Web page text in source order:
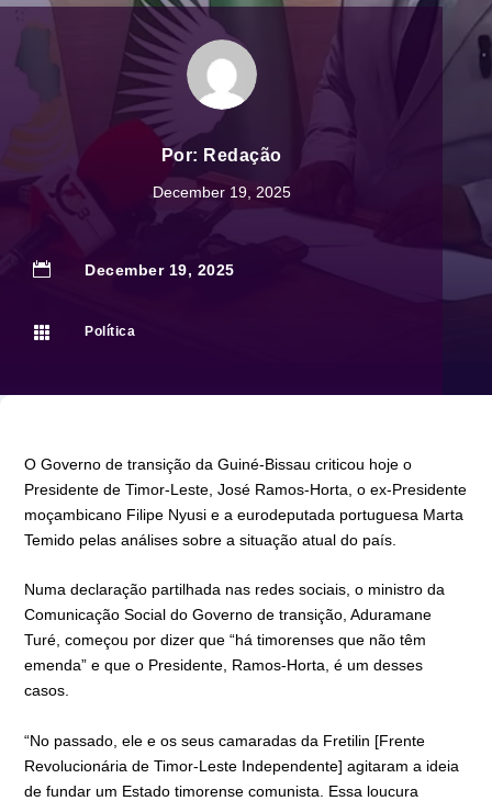
Por: Redação
December 19, 2025
 December 19, 2025
 Política
O Governo de transição da Guiné-Bissau criticou hoje o
Presidente de Timor-Leste, José Ramos-Horta, o ex-Presidente
moçambicano Filipe Nyusi e a eurodeputada portuguesa Marta
Temido pelas análises sobre a situação atual do país.
Numa declaração partilhada nas redes sociais, o ministro da
Comunicação Social do Governo de transição, Aduramane
Turé, começou por dizer que “há timorenses que não têm
emenda” e que o Presidente, Ramos-Horta, é um desses
casos.
“No passado, ele e os seus camaradas da Fretilin [Frente
Revolucionária de Timor-Leste Independente] agitaram a ideia
de fundar um Estado timorense comunista. Essa loucura